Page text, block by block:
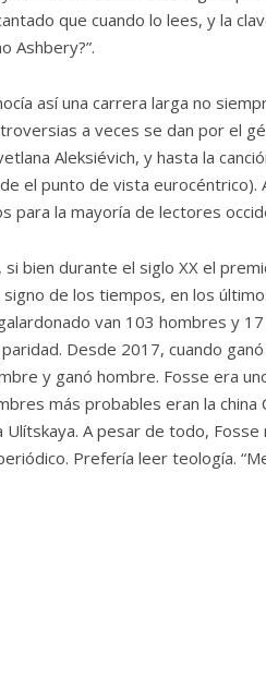
que cuando lo lees, y la
Ashbery?”.
así una carrera larga no
a veces se dan por el
Aleksiévich, y hasta la
el punto de vista eurocéntrico).
para la mayoría de lectores
bien durante el siglo XX el
de los tiempos, en los
van 103 hombres y
Desde 2017, cuando
y ganó hombre. Fosse era
más probables eran la china
Ulítskaya. A pesar de todo,
Prefería leer teología.